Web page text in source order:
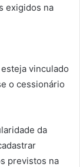
exigidos na
vinculado
o cessionário
da
previstos na